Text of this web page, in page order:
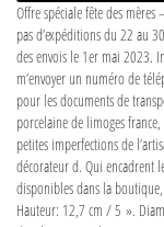
Offre spéciale fête des
pas d’expéditions du 22 au
des envois le 1er mai 2023.
m’envoyer un numéro de
pour les documents de
porcelaine de limoges
petites imperfections de
décorateur d. Qui encadrent
disponibles dans la
Hauteur: 12,7 cm / 5 ».